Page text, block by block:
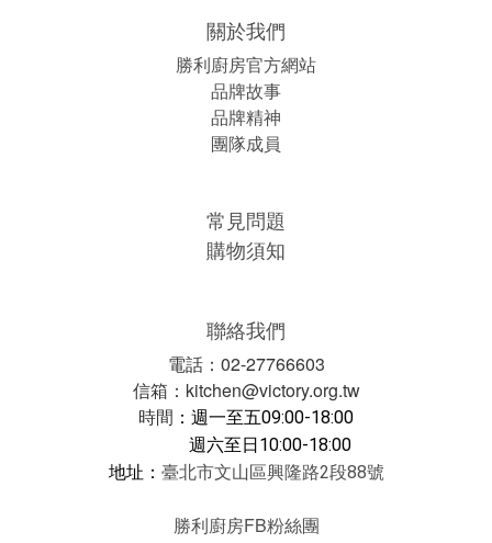
關於我們
勝利廚房官方網站
品牌故事
品牌精神
團隊成員
常見問題
購物須知
聯絡我們
電話：02-27766603
信箱：kitchen@victory.org.tw
時間 ： 週一至五09:00-18:00
週六至日10:00-18:00
地址： 臺北市文山區興隆路2段88號
勝利廚房FB粉絲團